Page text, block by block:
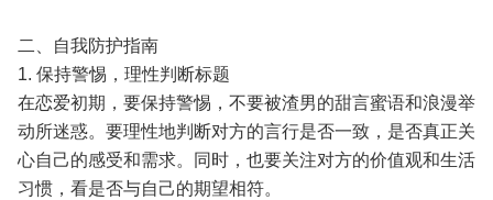
二、自我防护指南
1. 保持警惕，理性判断标题
在恋爱初期，要保持警惕，不要被渣男的甜言蜜语和浪漫举
动所迷惑。要理性地判断对方的言行是否一致，是否真正关
心自己的感受和需求。同时，也要关注对方的价值观和生活
习惯，看是否与自己的期望相符。